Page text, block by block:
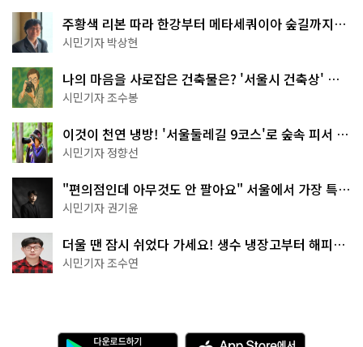
주황색 리본 따라 한강부터 메타세쿼이아 숲길까지…
서울둘레길 15코스
시민기자 박상현
나의 마음을 사로잡은 건축물은? '서울시 건축상' 수
상작 공개!
시민기자 조수봉
이것이 천연 냉방! '서울둘레길 9코스'로 숲속 피서 떠
나볼까
시민기자 정향선
"편의점인데 아무것도 안 팔아요" 서울에서 가장 특별
한 편의점의 정체
시민기자 권기윤
더울 땐 잠시 쉬었다 가세요! 생수 냉장고부터 해피소
·무더위쉼터까지
시민기자 조수연
다 A